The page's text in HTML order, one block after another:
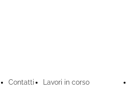
Contatti Lavori in corso